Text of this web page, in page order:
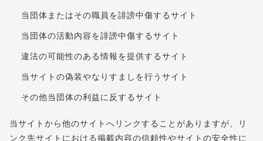
当団体またはその職員を誹謗中傷するサイト
当団体の活動内容を誹謗中傷するサイト
違法の可能性のある情報を提供するサイト
当サイトの偽装やなりすましを行うサイト
その他当団体の利益に反するサイト
当サイトから他のサイトへリンクすることがありますが、リ
ンク先サイトにおける掲載内容の信頼性やサイトの安全性に